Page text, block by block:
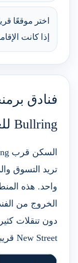
اختر موقعًا
إذا كانت
فنادق
Bullring للعوائل
تريد التسوق
واحد. هذه
الخروج من
New Street قريبة جدًا.